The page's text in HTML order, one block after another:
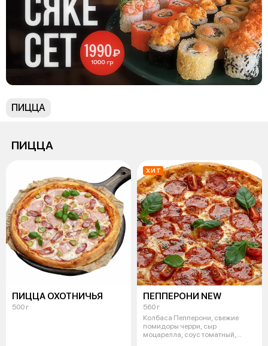
ПИЦЦА
ПИЦЦА
ПИЦЦА ОХОТНИЧЬЯ
500 г
ХИТ
ПЕППЕРОНИ NEW
560 г
Колбаса Пепперони, свежие
помидоры черри, сыр
моцарелла, соус томатный,